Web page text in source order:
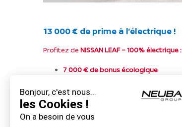
13 000 € de prime à l’électrique !
Profitez de NISSAN LEAF – 100% électrique :
7 000 € de bonus écologique
Sans condition
Batterie incluse et garantie 8 ans (1)
Bonjour, c'est nous...
les Cookies !
On a besoin de vous